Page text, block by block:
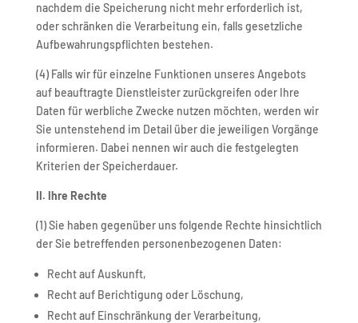
nachdem die Speicherung nicht mehr erforderlich ist,
oder schränken die Verarbeitung ein, falls gesetzliche
Aufbewahrungspflichten bestehen.
(4) Falls wir für einzelne Funktionen unseres Angebots
auf beauftragte Dienstleister zurückgreifen oder Ihre
Daten für werbliche Zwecke nutzen möchten, werden wir
Sie untenstehend im Detail über die jeweiligen Vorgänge
informieren. Dabei nennen wir auch die festgelegten
Kriterien der Speicherdauer.
II. Ihre Rechte
(1) Sie haben gegenüber uns folgende Rechte hinsichtlich
der Sie betreffenden personenbezogenen Daten:
Recht auf Auskunft,
Recht auf Berichtigung oder Löschung,
Recht auf Einschränkung der Verarbeitung,